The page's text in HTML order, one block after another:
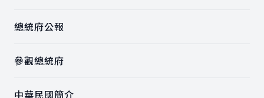
總統府公報
參觀總統府
中華民國簡介